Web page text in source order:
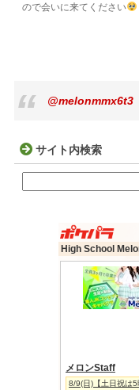
ので会いに来てください
@melonmmx6t3
サイト内検索